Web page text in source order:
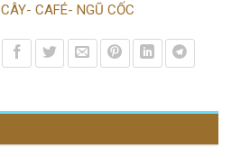
CÂY- CAFÉ- NGŨ CỐC